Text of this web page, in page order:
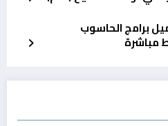
برامج الحاسوب
مباشرة